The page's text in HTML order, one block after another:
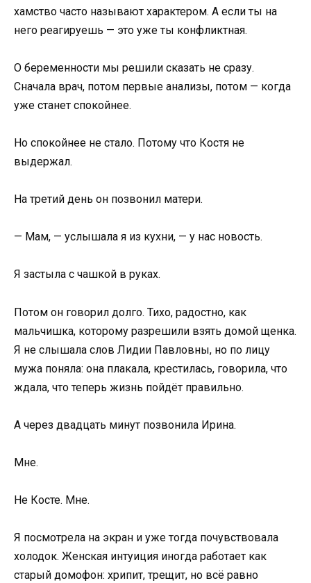
хамство часто называют характером. А если ты на
него реагируешь — это уже ты конфликтная.
О беременности мы решили сказать не сразу.
Сначала врач, потом первые анализы, потом — когда
уже станет спокойнее.
Но спокойнее не стало. Потому что Костя не
выдержал.
На третий день он позвонил матери.
— Мам, — услышала я из кухни, — у нас новость.
Я застыла с чашкой в руках.
Потом он говорил долго. Тихо, радостно, как
мальчишка, которому разрешили взять домой щенка.
Я не слышала слов Лидии Павловны, но по лицу
мужа поняла: она плакала, крестилась, говорила, что
ждала, что теперь жизнь пойдёт правильно.
А через двадцать минут позвонила Ирина.
Мне.
Не Косте. Мне.
Я посмотрела на экран и уже тогда почувствовала
холодок. Женская интуиция иногда работает как
старый домофон: хрипит, трещит, но всё равно